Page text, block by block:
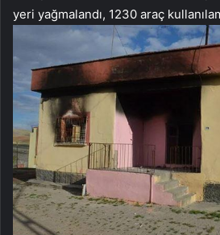
yeri yağmalandı, 1230 araç